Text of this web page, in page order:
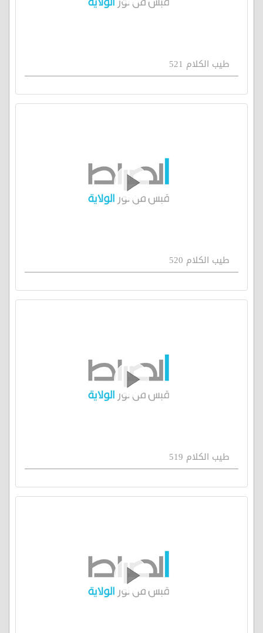
طيب الكلام 521
طيب الكلام 520
طيب الكلام 519